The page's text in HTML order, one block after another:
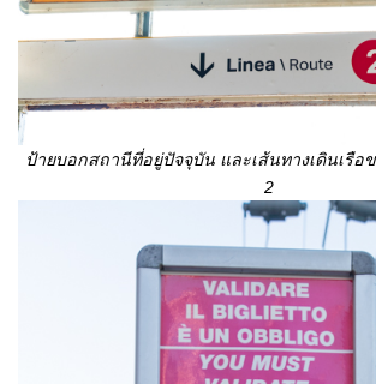
ป้ายบอกสถานีที่อยู่ปัจจุบัน และเส้นทางเดินเรือ
2